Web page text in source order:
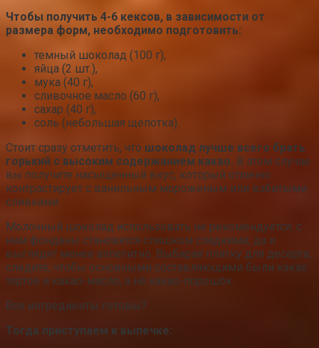
Чтобы получить 4-6 кексов, в зависимости от
размера форм, необходимо подготовить:
темный шоколад (100 г),
яйца (2 шт.),
мука (40 г),
сливочное масло (60 г),
сахар (40 г),
соль (небольшая щепотка).
Стоит сразу отметить, что шоколад лучше всего брать
горький с высоким содержанием какао. В этом случае
вы получите насыщенный вкус, который отлично
контрастирует с ванильным мороженым или взбитыми
сливками.
Молочный шоколад использовать не рекомендуется: с
ним фонданы становятся слишком сладкими, да и
выглядят менее аппетитно. Выбирая плитку для десерта,
следите, чтобы основными составляющими были какао
тертое и какао-масло, а не какао-порошок.
Все ингредиенты готовы?
Тогда приступаем к выпечке: